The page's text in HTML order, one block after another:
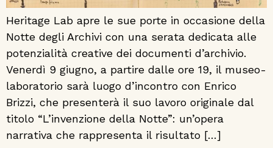
Heritage Lab apre le sue porte in occasione della
Notte degli Archivi con una serata dedicata alle
potenzialità creative dei documenti d’archivio.
Venerdì 9 giugno, a partire dalle ore 19, il museo-
laboratorio sarà luogo d’incontro con Enrico
Brizzi, che presenterà il suo lavoro originale dal
titolo “L’invenzione della Notte”: un’opera
narrativa che rappresenta il risultato […]